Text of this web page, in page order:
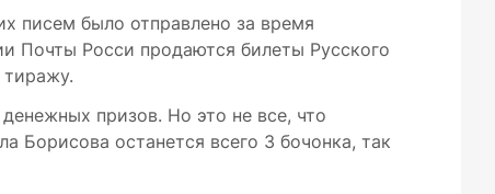
писем было отправлено за время
Почты Росси продаются билеты Русского
тиражу.
призов. Но это не все, что
Борисова останется всего 3 бочонка, так